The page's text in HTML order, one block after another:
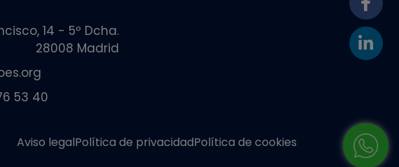
14 - 5º Dcha.
28008 Madrid
53 40
Aviso legalPolítica de privacidadPolítica de cookies